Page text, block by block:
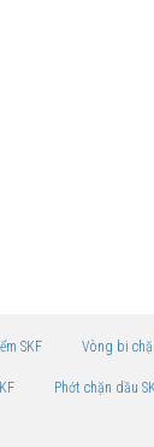
SKF Vòng bi
Phớt chặn dầu